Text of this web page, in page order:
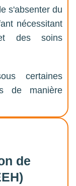
s'absenter du
nécessitant
des soins
certaines
de manière
de